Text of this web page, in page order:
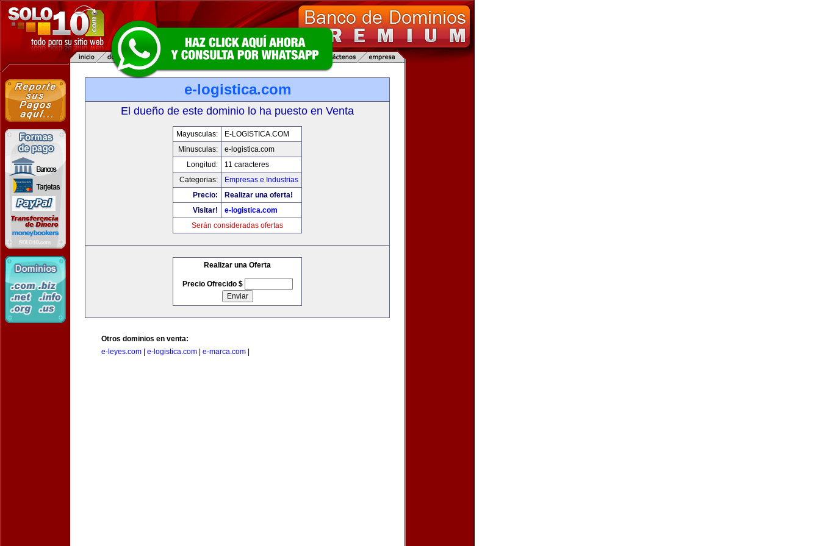
e-logistica.com
El dueño de este dominio lo ha puesto en Venta
Mayusculas:
E-LOGISTICA.COM
Minusculas:
e-logistica.com
Longitud:
11 caracteres
Categorias:
Empresas e Industrias
Precio:
Realizar una oferta!
Visitar!
e-logistica.com
Serán consideradas ofertas
Realizar una Oferta
Precio Ofrecido $
Otros dominios en venta:
e-leyes.com
e-logistica.com e-marca.com